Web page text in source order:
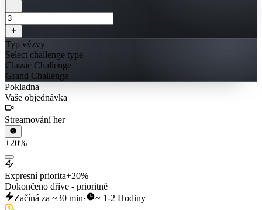
Typ výzvy
Select challenge type
Classic Challenge
Grand Challenge
Pokladna
Vaše objednávka
Streamování her
+20%
Expresní priorita+20%
Dokončeno dříve - prioritně
Začíná za ~30 min·
~ 1-2 Hodiny